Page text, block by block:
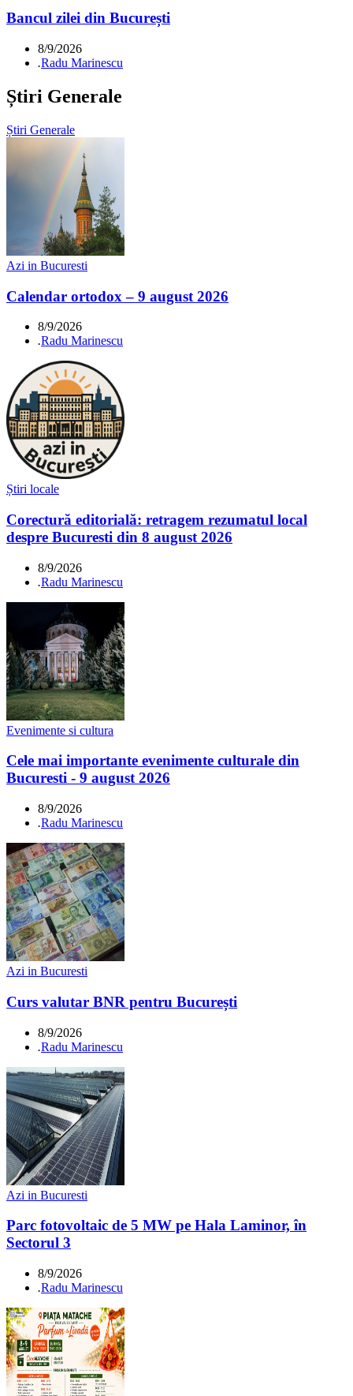
Bancul zilei din București
8/9/2026
.Radu Marinescu
Știri Generale
Știri Generale
Azi in Bucuresti
Calendar ortodox – 9 august 2026
8/9/2026
.Radu Marinescu
Știri locale
Corectură editorială: retragem rezumatul local
despre Bucuresti din 8 august 2026
8/9/2026
.Radu Marinescu
Evenimente si cultura
Cele mai importante evenimente culturale din
Bucuresti - 9 august 2026
8/9/2026
.Radu Marinescu
Azi in Bucuresti
Curs valutar BNR pentru București
8/9/2026
.Radu Marinescu
Azi in Bucuresti
Parc fotovoltaic de 5 MW pe Hala Laminor, în
Sectorul 3
8/9/2026
.Radu Marinescu